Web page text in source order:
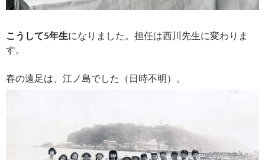
こうして5年生になりました。担任は西川先生に変わりま
す。
春の遠足は、江ノ島でした（日時不明）。